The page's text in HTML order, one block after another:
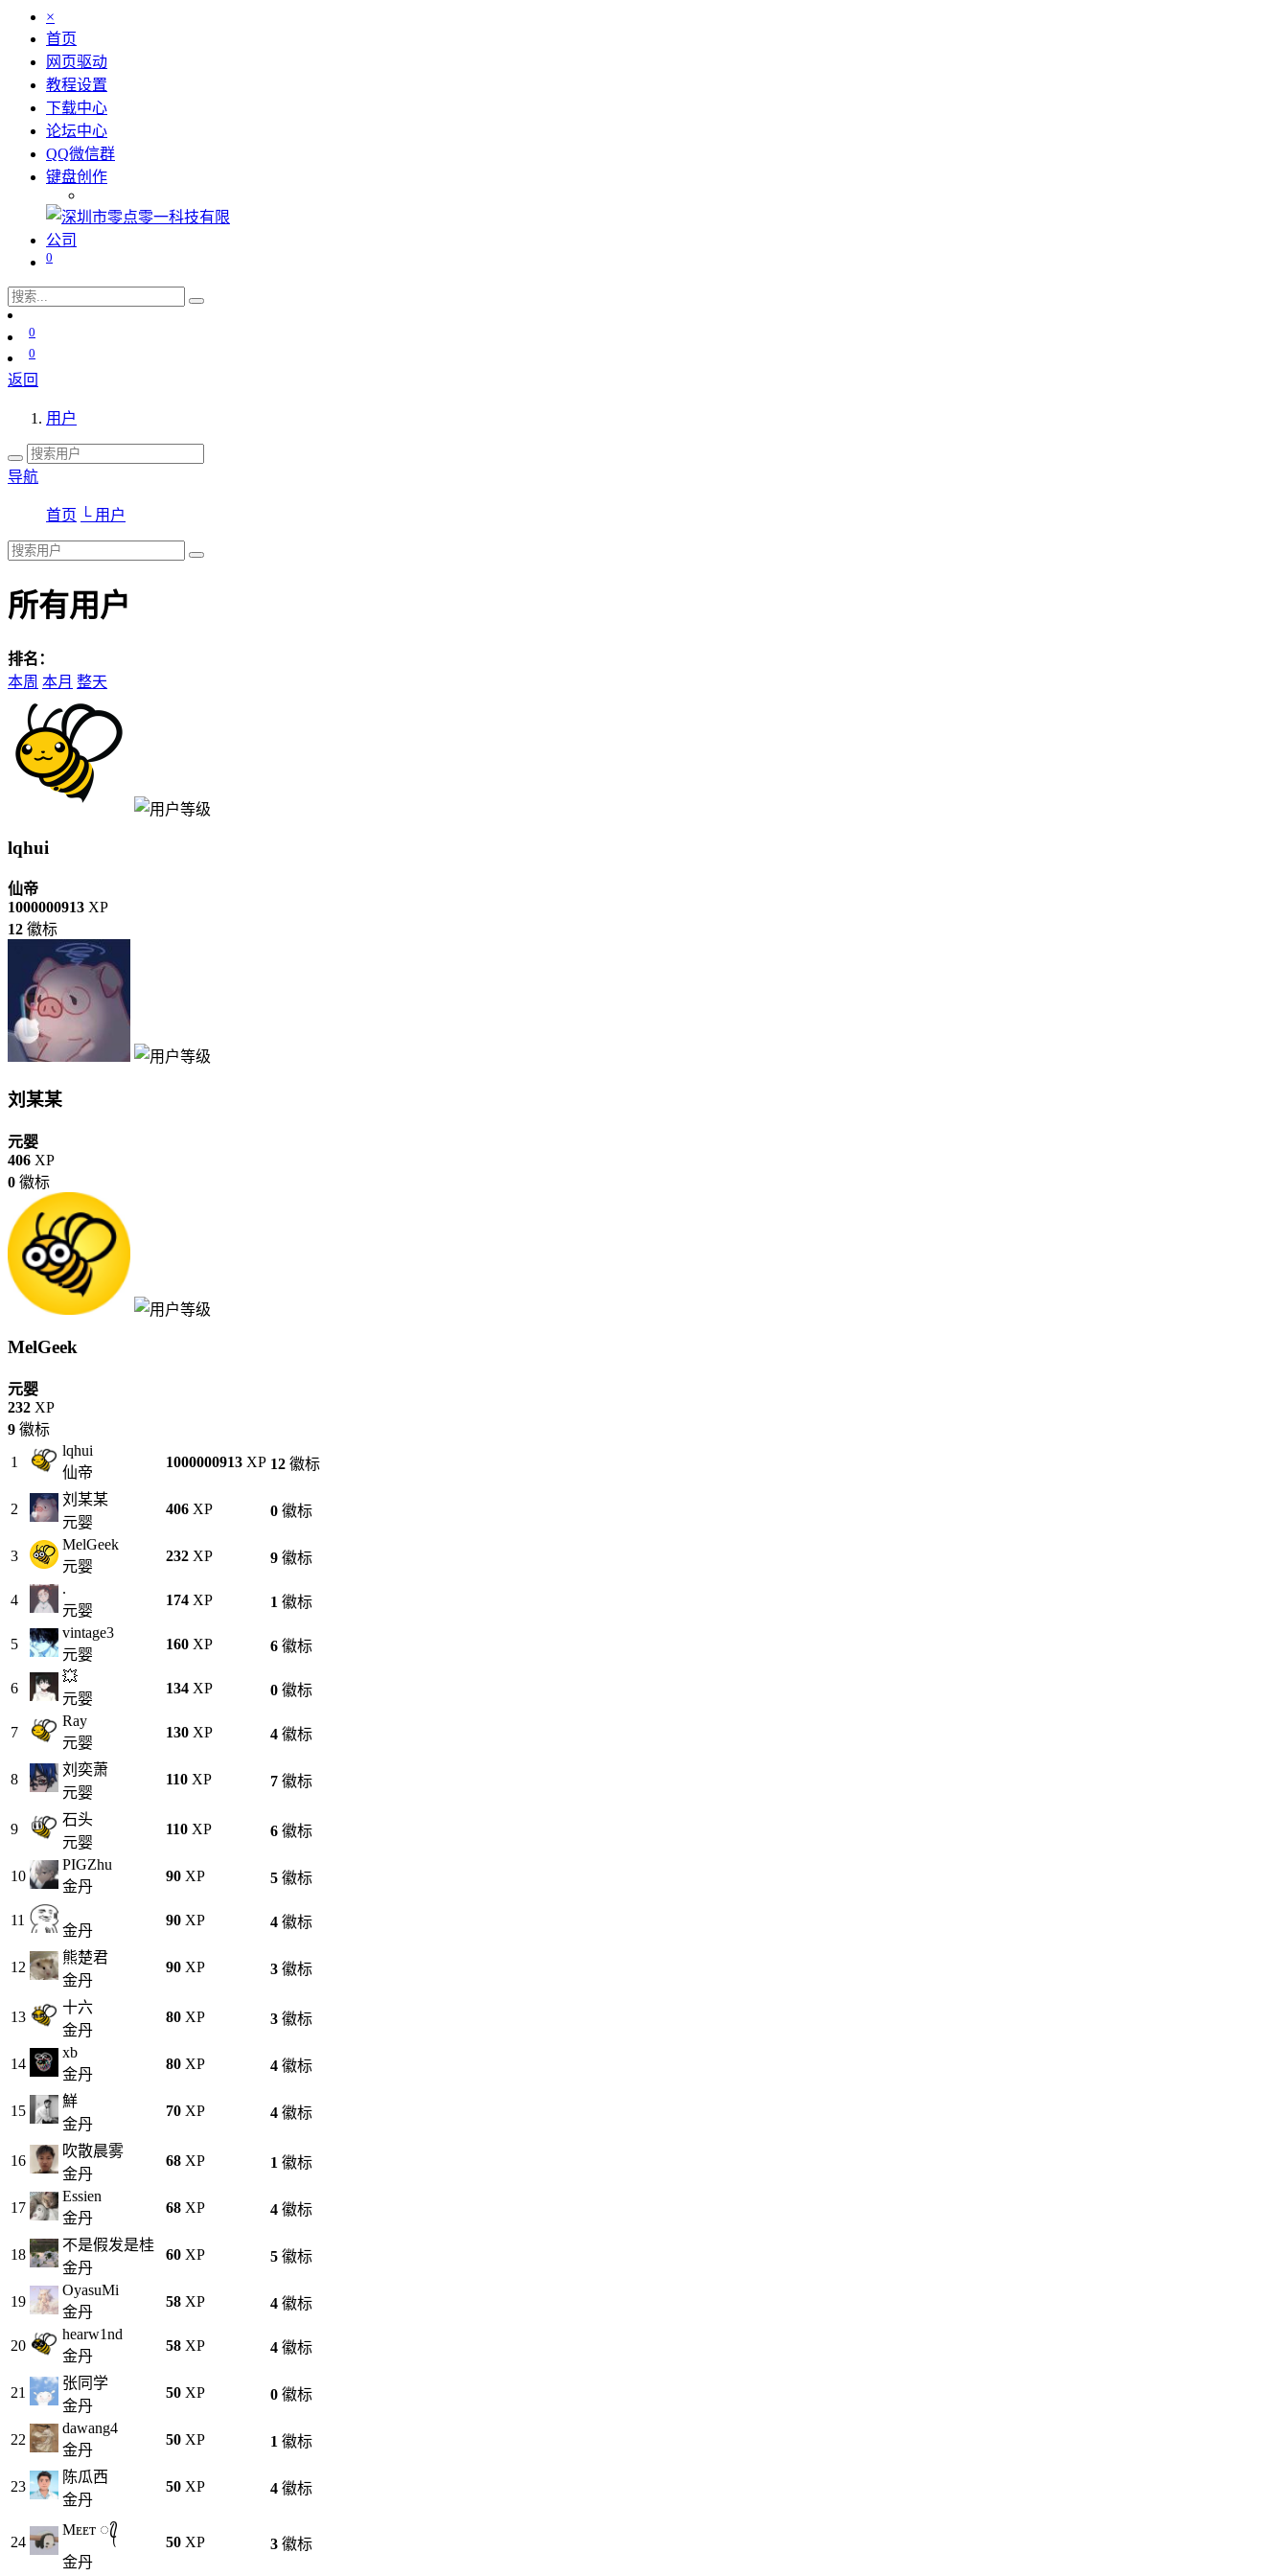
×
首页
网页驱动
教程设置
下载中心
论坛中心
QQ微信群
键盘创作
0
0
0
返回
用户
导航
首页 └ 用户
所有用户
排名：
本周 本月 整天
lqhui
仙帝
1000000913 XP
12 徽标
刘某某
元婴
406 XP
0 徽标
MelGeek
元婴
232 XP
9 徽标
1
lqhui
仙帝
1000000913 XP 12 徽标
2
刘某某
元婴
406 XP 0 徽标
3
MelGeek
元婴
232 XP 9 徽标
4
.
元婴
174 XP 1 徽标
5
vintage3
元婴
160 XP 6 徽标
6
💥
元婴
134 XP 0 徽标
7
Ray
元婴
130 XP 4 徽标
8
刘奕萧
元婴
110 XP 7 徽标
9
石头
元婴
110 XP 6 徽标
10
PIGZhu
金丹
90 XP 5 徽标
11
金丹
90 XP 4 徽标
12
熊楚君
金丹
90 XP 3 徽标
13
十六
金丹
80 XP 3 徽标
14
xb
金丹
80 XP 4 徽标
15
鮮
金丹
70 XP 4 徽标
16
吹散晨雾
金丹
68 XP 1 徽标
17
Essien
金丹
68 XP 4 徽标
18
不是假发是桂
金丹
60 XP 5 徽标
19
OyasuMi
金丹
58 XP 4 徽标
20
hearw1nd
金丹
58 XP 4 徽标
21
张同学
金丹
50 XP 0 徽标
22
dawang4
金丹
50 XP 1 徽标
23
陈瓜西
金丹
50 XP 4 徽标
24
Mᴇᴇᴛ ꦿ᭄
金丹
50 XP 3 徽标